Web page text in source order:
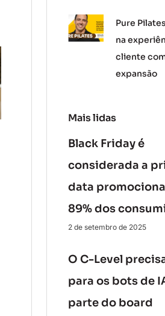
Pure
na
cliente
expansão
Mais lidas
Black Friday é
considerada a
data
89% dos
2 de setembro de 2025
O C-Level
para os bots de
parte do board